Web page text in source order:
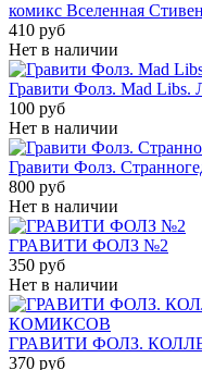
комикс Вселенная
410 руб
Нет в наличии
Гравити Фолз. Mad Libs.
100 руб
Нет в наличии
Гравити Фолз.
800 руб
Нет в наличии
ГРАВИТИ ФОЛЗ №2
350 руб
Нет в наличии
ГРАВИТИ ФОЛЗ.
370 руб